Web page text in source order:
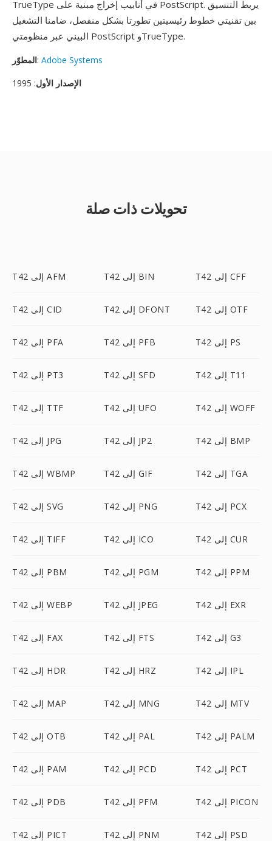
TrueType في أنابيب إخراج مبنية على PostScript. يربط التنسيق
بين تقنيتي خطوط رئيسيتين تطورتا بشكل منفصل، ضامنا التشغيل
البيني عبر منظومتي PostScript وTrueType.
المطوّر: Adobe Systems
الإصدار الأول: 1995
تحويلات ذات صلة
T42 إلى AFM T42 إلى BIN T42 إلى CFF
T42 إلى CID T42 إلى DFONT T42 إلى OTF
T42 إلى PFA T42 إلى PFB T42 إلى PS
T42 إلى PT3 T42 إلى SFD T42 إلى T11
T42 إلى TTF T42 إلى UFO T42 إلى WOFF
T42 إلى JPG T42 إلى JP2 T42 إلى BMP
T42 إلى WBMP T42 إلى GIF T42 إلى TGA
T42 إلى SVG T42 إلى PNG T42 إلى PCX
T42 إلى TIFF T42 إلى ICO T42 إلى CUR
T42 إلى PBM T42 إلى PGM T42 إلى PPM
T42 إلى WEBP T42 إلى JPEG T42 إلى EXR
T42 إلى FAX T42 إلى FTS T42 إلى G3
T42 إلى HDR T42 إلى HRZ T42 إلى IPL
T42 إلى MAP T42 إلى MNG T42 إلى MTV
T42 إلى OTB T42 إلى PAL T42 إلى PALM
T42 إلى PAM T42 إلى PCD T42 إلى PCT
T42 إلى PDB T42 إلى PFM T42 إلى PICON
T42 إلى PICT T42 إلى PNM T42 إلى PSD